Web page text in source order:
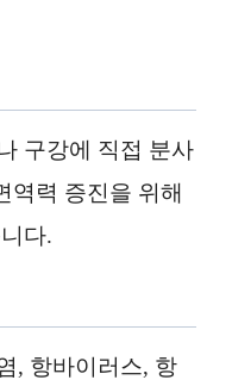
구강에 직접 분사
역력 증진을 위해
다.
, 항바이러스, 항